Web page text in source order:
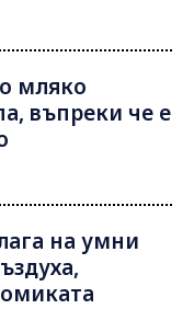
мляко
въпреки че е
на умни